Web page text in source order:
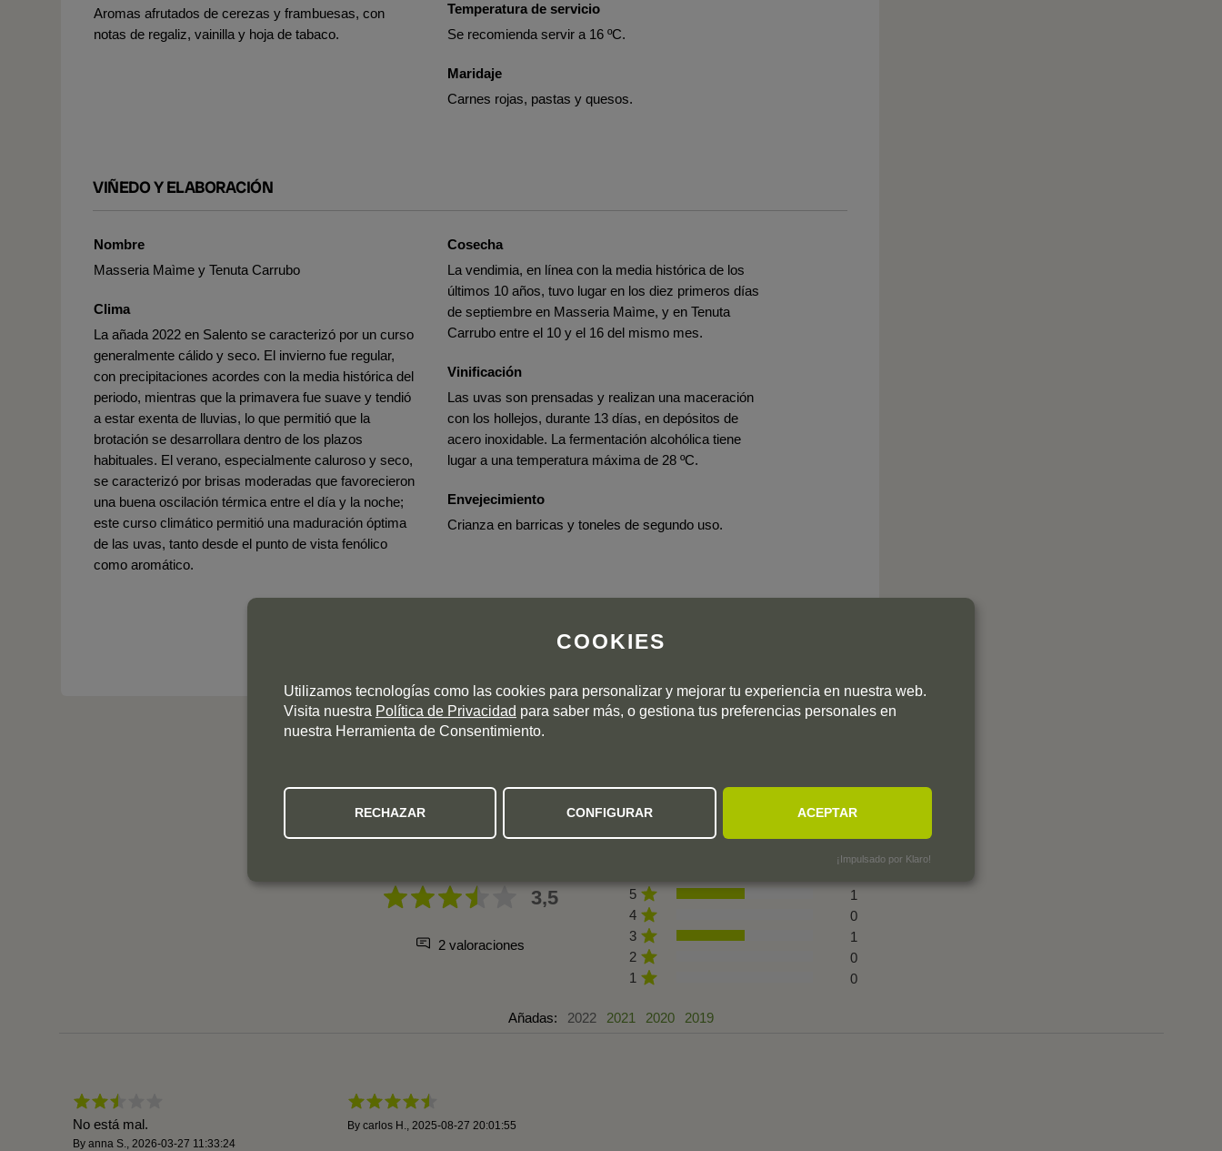
Aromas afrutados de cerezas y frambuesas, con
notas de regaliz, vainilla y hoja de tabaco.
Temperatura de servicio
Se recomienda servir a 16 ºC.
Maridaje
Carnes rojas, pastas y quesos.
VIÑEDO Y ELABORACIÓN
Nombre
Masseria Maìme y Tenuta Carrubo
Clima
La añada 2022 en Salento se caracterizó por un curso
generalmente cálido y seco. El invierno fue regular,
con precipitaciones acordes con la media histórica del
periodo, mientras que la primavera fue suave y tendió
a estar exenta de lluvias, lo que permitió que la
brotación se desarrollara dentro de los plazos
habituales. El verano, especialmente caluroso y seco,
se caracterizó por brisas moderadas que favorecieron
una buena oscilación térmica entre el día y la noche;
este curso climático permitió una maduración óptima
de las uvas, tanto desde el punto de vista fenólico
como aromático.
Cosecha
La vendimia, en línea con la media histórica de los
últimos 10 años, tuvo lugar en los diez primeros días
de septiembre en Masseria Maìme, y en Tenuta
Carrubo entre el 10 y el 16 del mismo mes.
Vinificación
Las uvas son prensadas y realizan una maceración
con los hollejos, durante 13 días, en depósitos de
acero inoxidable. La fermentación alcohólica tiene
lugar a una temperatura máxima de 28 ºC.
Envejecimiento
Crianza en barricas y toneles de segundo uso.
OPINION DE LOS CLIENTES
3,5
2 valoraciones
5
1
4
0
3
1
2
0
1
0
Añadas: 2022 2021 2020 2019
No está mal.
By anna S., 2026-03-27 11:33:24
By carlos H., 2025-08-27 20:01:55
COOKIES
Utilizamos tecnologías como las cookies para personalizar y mejorar tu experiencia en nuestra web.
Visita nuestra Política de Privacidad para saber más, o gestiona tus preferencias personales en
nuestra Herramienta de Consentimiento.
RECHAZAR CONFIGURAR ACEPTAR
¡Impulsado por Klaro!